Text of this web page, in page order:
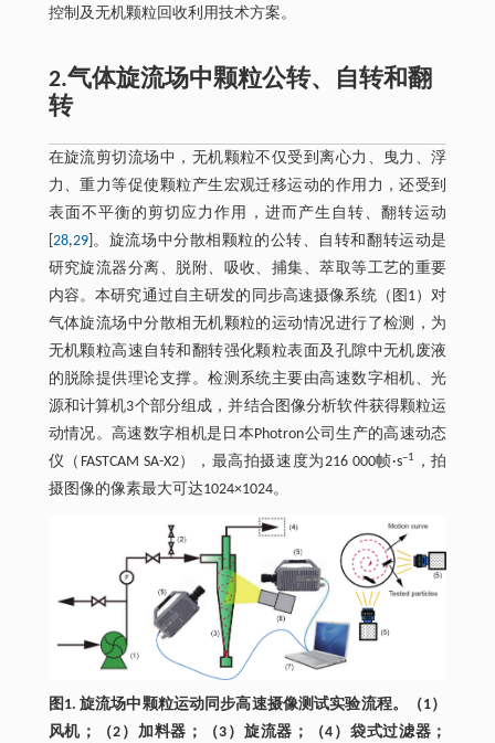
控制及无机颗粒回收利用技术方案。
2.气体旋流场中颗粒公转、自转和翻
转
在旋流剪切流场中，无机颗粒不仅受到离心力、曳力、浮
力、重力等促使颗粒产生宏观迁移运动的作用力，还受到
表面不平衡的剪切应力作用，进而产生自转、翻转运动
28,29]。旋流场中分散相颗粒的公转、自转和翻转运动是
研究旋流器分离、脱附、吸收、捕集、萃取等工艺的重要
内容。本研究通过自主研发的同步高速摄像系统（图1）对
气体旋流场中分散相无机颗粒的运动情况进行了检测，为
无机颗粒高速自转和翻转强化颗粒表面及孔隙中无机废液
的脱除提供理论支撑。检测系统主要由高速数字相机、光
源和计算机3个部分组成，并结合图像分析软件获得颗粒运
动情况。高速数字相机是日本Photron公司生产的高速动态
仪（FASTCAM SA-X2），最高拍摄速度为216 000帧·s–1
，拍
摄图像的像素最大可达1024×1024。
图1. 旋流场中颗粒运动同步高速摄像测试实验流程。（1）
风机；（2）加料器；（3）旋流器；（4）袋式过滤器；